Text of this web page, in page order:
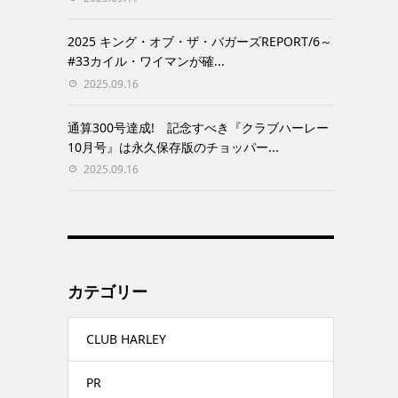
2025 キング・オブ・ザ・バガーズREPORT/6～
#33カイル・ワイマンが確...
2025.09.16
通算300号達成! 記念すべき『クラブハーレー
10月号』は永久保存版のチョッパー...
2025.09.16
カテゴリー
CLUB HARLEY
PR